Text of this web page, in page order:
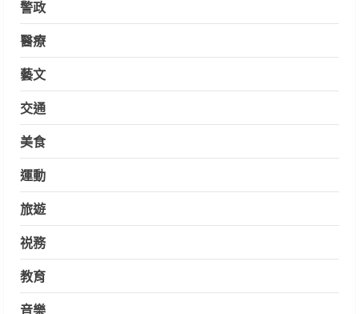
警政
醫療
藝文
交通
美食
運動
旅遊
祱務
教育
音樂